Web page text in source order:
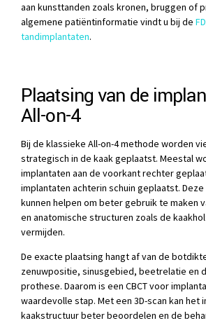
aan kunsttanden zoals kronen, bruggen of
algemene patiëntinformatie vindt u bij de
tandimplantaten.
Plaatsing van de
All-on-4
Bij de klassieke All-on-4 methode worden
strategisch in de kaak geplaatst. Meestal
implantaten aan de voorkant rechter
implantaten achterin schuin geplaatst.
kunnen helpen om beter gebruik te maken
en anatomische structuren zoals de
vermijden.
De exacte plaatsing hangt af van de
zenuwpositie, sinusgebied, beetrelatie en
prothese. Daarom is een CBCT voor
waardevolle stap. Met een 3D-scan kan het
kaakstructuur beter beoordelen en de